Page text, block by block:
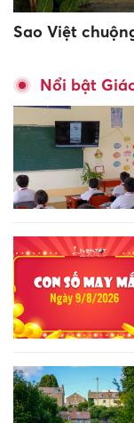
Sao Việt
Nổi bật